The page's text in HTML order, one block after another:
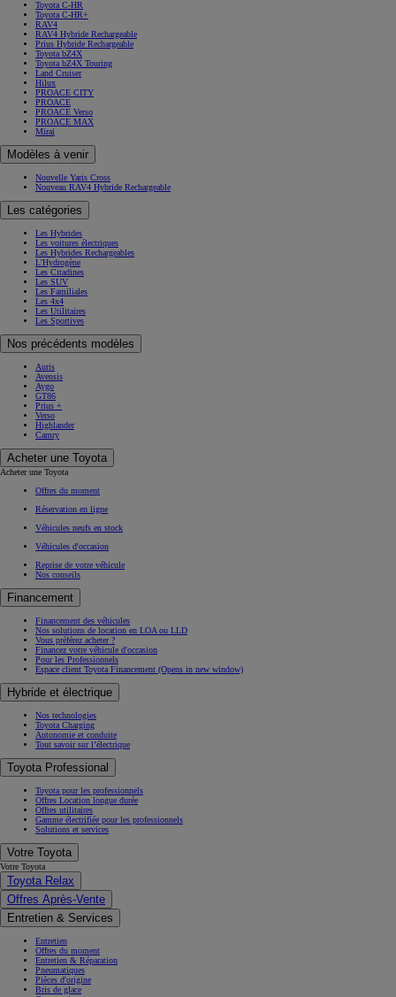
Toyota C-HR
Toyota C-HR+
RAV4
RAV4 Hybride Rechargeable
Prius Hybride Rechargeable
Toyota bZ4X
Toyota bZ4X Touring
Land Cruiser
Hilux
PROACE CITY
PROACE
PROACE Verso
PROACE MAX
Mirai
Modèles à venir
Nouvelle Yaris Cross
Nouveau RAV4 Hybride Rechargeable
Les catégories
Les Hybrides
Les voitures électriques
Les Hybrides Rechargeables
L'Hydrogène
Les Citadines
Les SUV
Les Familiales
Les 4x4
Les Utilitaires
Les Sportives
Nos précédents modèles
Auris
Avensis
Aygo
GT86
Prius +
Verso
Highlander
Camry
Acheter une Toyota
Acheter une Toyota
Offres du moment
Réservation en ligne
Véhicules neufs en stock
Véhicules d'occasion
Reprise de votre véhicule
Nos conseils
Financement
Financement des véhicules
Nos solutions de location en LOA ou LLD
Vous préférez acheter ?
Financez votre véhicule d'occasion
Pour les Professionnels
Espace client Toyota Financement (Opens in new window)
Hybride et électrique
Nos technologies
Toyota Charging
Autonomie et conduite
Tout savoir sur l’électrique
Toyota Professional
Toyota pour les professionnels
Offres Location longue durée
Offres utilitaires
Gamme électrifiée pour les professionnels
Solutions et services
Votre Toyota
Votre Toyota
Toyota Relax
Offres Après-Vente
Entretien & Services
Entretien
Offres du moment
Entretien & Réparation
Pneumatiques
Pièces d'origine
Bris de glace